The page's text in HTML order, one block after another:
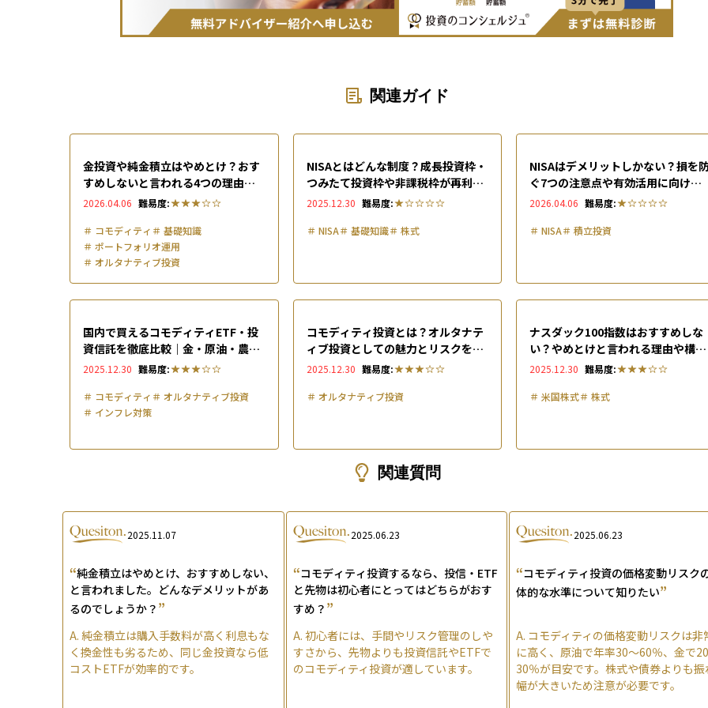
関連ガイド
金投資や純金積立はやめとけ？おす
すめしないと言われる4つの理由や
デメリット・上手な活用法を解説
2026.04.06 難易度:
＃ コモディティ ＃ 基礎知識
＃ ポートフォリオ運用
＃ オルタナティブ投資
NISAとはどんな制度？成長投資枠・
つみたて投資枠や非課税枠が再利用
できる仕組みを徹底解説
2025.12.30 難易度:
＃ NISA＃ 基礎知識＃ 株式
NISAはデメリットしかない？損を
ぐ7つの注意点や有効活用に向けた3
つの対策を徹底解説
2026.04.06 難易度:
＃NISA＃積立投資
国内で買えるコモディティETF・投
資信託を徹底比較｜金・原油・農産
物の注目銘柄と選び方【2025年版】
2025.12.30 難易度:
＃ コモディティ ＃ オルタナティブ投資
＃ インフレ対策
コモディティ投資とは？オルタナテ
ィブ投資としての魅力とリスクを徹
底解説
2025.12.30 難易度:
＃ オルタナティブ投資
ナスダック100指数はおすすめしな
い？やめとけと言われる理由や構成
銘柄・活用法を徹底解説
2025.12.30 難易度:
＃米国株式＃株式
関連質問
2025.11.07
“純金積立はやめとけ、おすすめしない、
と言われました。どんなデメリットがあ
るのでしょうか？ ”
A. 純金積立は購入手数料が高く利息もな
く換金性も劣るため、同じ金投資なら低
コストETFが効率的です。
2025.06.23
“コモディティ投資するなら、投信・ETF
と先物は初心者にとってはどちらがおす
すめ？ ”
A. 初心者には、手間やリスク管理のしや
すさから、先物よりも投資信託やETFで
のコモディティ投資が適しています。
2025.06.23
“コモディティ投資の価格変動リスク
体的な水準について知りたい”
A. コモディティの価格変動リスクは非
に高く、原油で年率30〜60％、金で
30％が目安です。株式や債券よりも振
幅が大きいため注意が必要です。